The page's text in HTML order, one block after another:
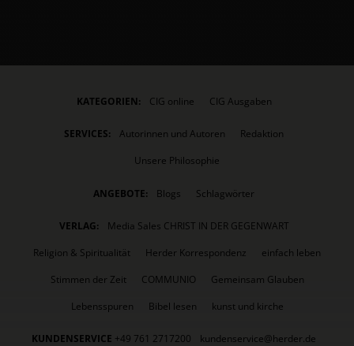
KATEGORIEN: CIG online CIG Ausgaben
SERVICES: Autorinnen und Autoren
Redaktion
Unsere Philosophie
ANGEBOTE: Blogs Schlagwörter
VERLAG:
Media Sales CHRIST IN DER GEGENWART
Religion & Spiritualität
Herder Korrespondenz
einfach leben
Stimmen der Zeit
COMMUNIO
Gemeinsam Glauben
Lebensspuren
Bibel lesen kunst und kirche
KUNDENSERVICE +49 761 2717200
kundenservice@herder.de